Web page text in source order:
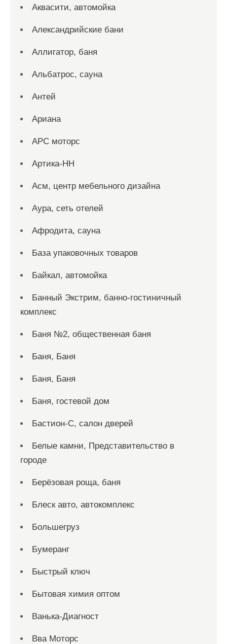
Аквасити, автомойка
Александрийские бани
Аллигатор, баня
Альбатрос, сауна
Антей
Ариана
АРС моторс
Артика-НН
Асм, центр мебельного дизайна
Аура, сеть отелей
Афродита, сауна
База упаковочных товаров
Байкал, автомойка
Банный Экстрим, банно-гостиничный
комплекс
Баня №2, общественная баня
Баня, Баня
Баня, Баня
Баня, гостевой дом
Бастион-С, салон дверей
Белые камни, Представительство в
городе
Берёзовая роща, баня
Блеск авто, автокомплекс
Большегруз
Бумеранг
Быстрый ключ
Бытовая химия оптом
Ванька-Диагност
Вва Моторс